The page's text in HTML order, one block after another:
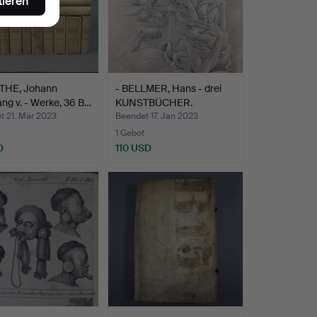
Johann
v. - Werke, 36 B…
21. Mär 2023
- BELLMER, Hans - drei
KUNSTBÜCHER.
Beendet 17. Jan 2023
1 Gebot
110 USD